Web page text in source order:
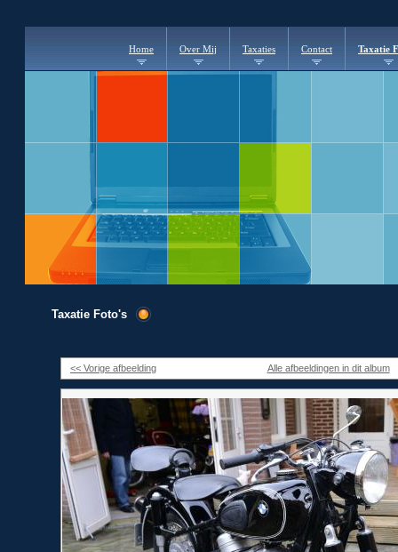
Home Over Mij Taxaties Contact Taxatie
Taxatie Foto's
<< Vorige afbeelding Alle afbeeldingen in dit album